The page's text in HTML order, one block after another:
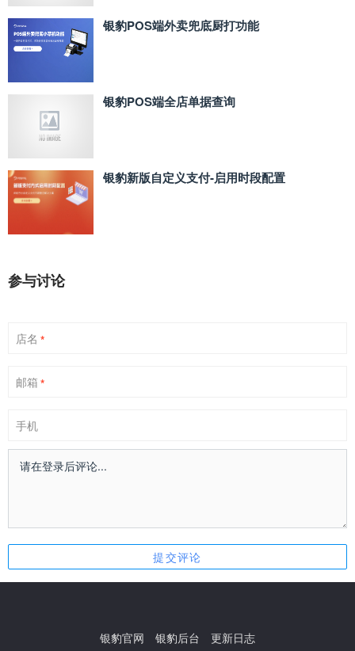
银豹POS端外卖兜底厨打功能
银豹POS端全店单据查询
银豹新版自定义支付‑启用时段配置
参与讨论
店名 *
邮箱 *
手机
银豹官网 银豹后台 更新日志